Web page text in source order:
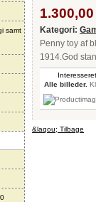
samt
Kategori:
Penny toy af
1914.God
Alle billeder.
&laqou; Tilbage